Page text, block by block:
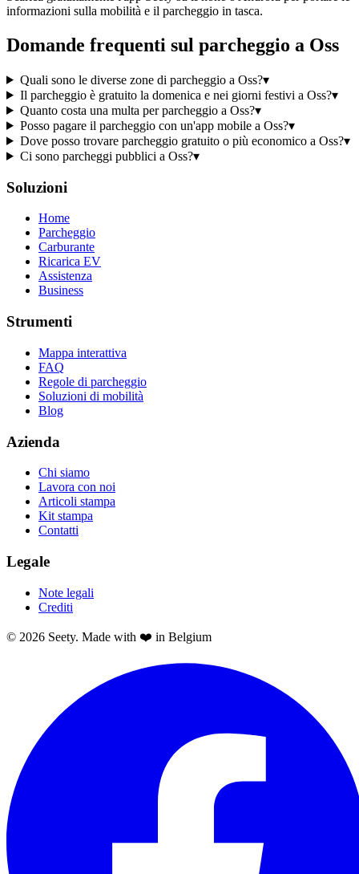
informazioni sulla mobilità e il parcheggio in tasca.
Domande frequenti sul parcheggio a Oss
Quali sono le diverse zone di parcheggio a Oss?▾
Il parcheggio è gratuito la domenica e nei giorni festivi a Oss?▾
Quanto costa una multa per parcheggio a Oss?▾
Posso pagare il parcheggio con un'app mobile a Oss?▾
Dove posso trovare parcheggio gratuito o più economico a Oss?▾
Ci sono parcheggi pubblici a Oss?▾
Soluzioni
Home
Parcheggio
Carburante
Ricarica EV
Assistenza
Business
Strumenti
Mappa interattiva
FAQ
Regole di parcheggio
Soluzioni di mobilità
Blog
Azienda
Chi siamo
Lavora con noi
Articoli stampa
Kit stampa
Contatti
Legale
Note legali
Crediti
© 2026 Seety. Made with ❤️ in Belgium